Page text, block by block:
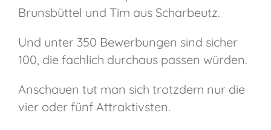
Brunsbüttel und Tim aus Scharbeutz.
Und unter 350 Bewerbungen sind sicher
100, die fachlich durchaus passen würden.
Anschauen tut man sich trotzdem nur die
vier oder fünf Attraktivsten.